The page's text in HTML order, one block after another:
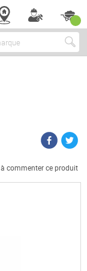
Chercher
commenter ce produit